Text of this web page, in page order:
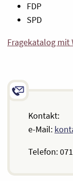
FDP
SPD
Fragekatalog
Kontakt:
e-Mail:
Telefon: